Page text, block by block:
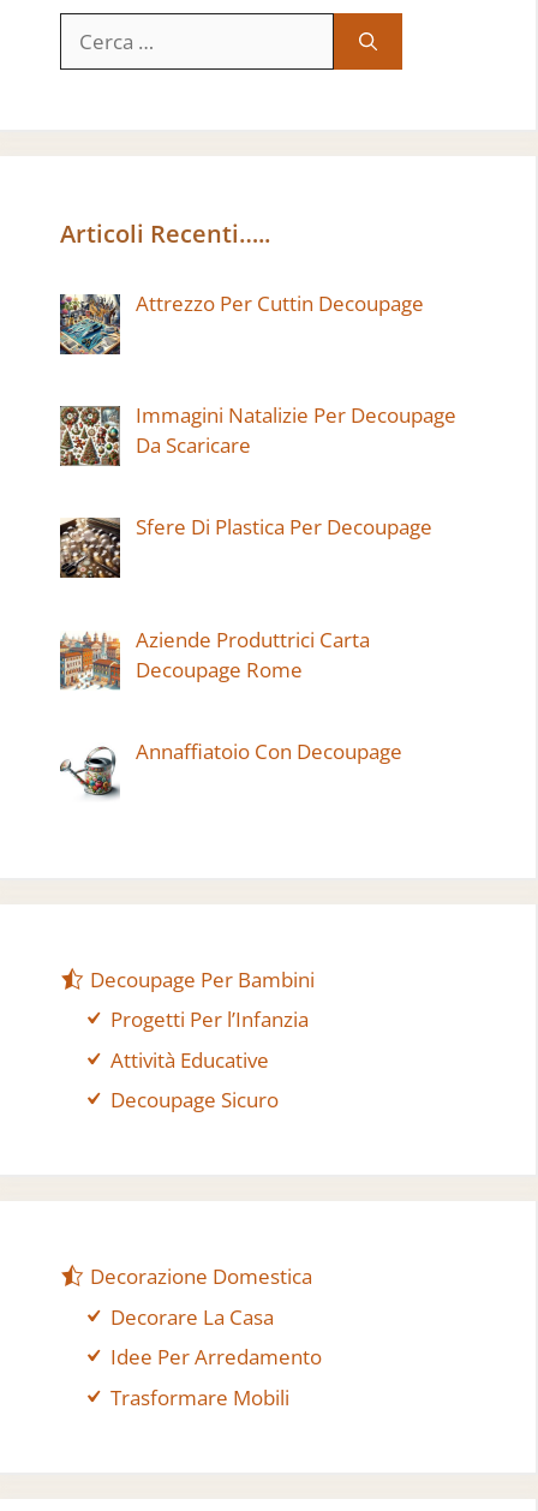
per:
Articoli Recenti…..
Attrezzo Per Cuttin Decoupage
Immagini Natalizie Per Decoupage
Da Scaricare
Sfere Di Plastica Per Decoupage
Aziende Produttrici Carta
Decoupage Rome
Annaffiatoio Con Decoupage
Decoupage Per Bambini
Progetti Per l’Infanzia
Attività Educative
Decoupage Sicuro
Decorazione Domestica
Decorare La Casa
Idee Per Arredamento
Trasformare Mobili